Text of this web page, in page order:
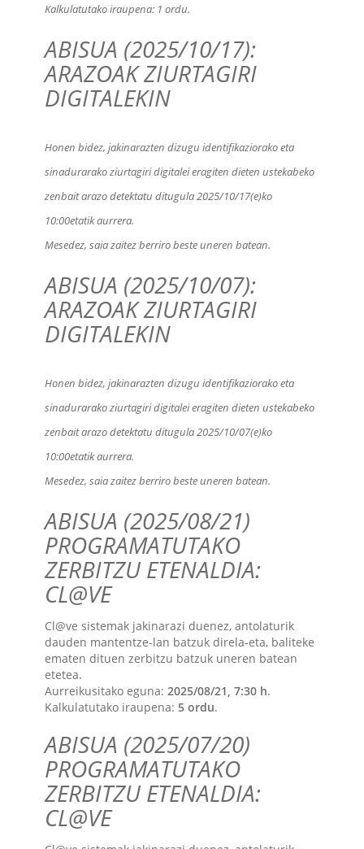
Kalkulatutako iraupena: 1 ordu.
ABISUA (2025/10/17):
ARAZOAK ZIURTAGIRI
DIGITALEKIN
Honen bidez, jakinarazten dizugu identifikaziorako eta
sinadurarako ziurtagiri digitalei eragiten dieten ustekabeko
zenbait arazo detektatu ditugula 2025/10/17(e)ko
10:00etatik aurrera.
Mesedez, saia zaitez berriro beste uneren batean.
ABISUA (2025/10/07):
ARAZOAK ZIURTAGIRI
DIGITALEKIN
Honen bidez, jakinarazten dizugu identifikaziorako eta
sinadurarako ziurtagiri digitalei eragiten dieten ustekabeko
zenbait arazo detektatu ditugula 2025/10/07(e)ko
10:00etatik aurrera.
Mesedez, saia zaitez berriro beste uneren batean.
ABISUA (2025/08/21)
PROGRAMATUTAKO
ZERBITZU ETENALDIA:
CL@VE
Cl@ve sistemak jakinarazi duenez, antolaturik
dauden mantentze-lan batzuk direla-eta, baliteke
ematen dituen zerbitzu batzuk uneren batean
etetea.
Aurreikusitako eguna: 2025/08/21, 7:30 h.
Kalkulatutako iraupena: 5 ordu.
ABISUA (2025/07/20)
PROGRAMATUTAKO
ZERBITZU ETENALDIA:
CL@VE